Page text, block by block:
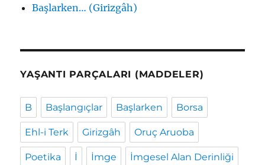
Başlarken… (Girizgâh)
YAŞANTI PARÇALARI (MADDELER)
B Başlangıçlar Başlarken Borsa
Ehl-i Terk Girizgâh Oruç Aruoba
Poetika İ İmge İmgesel Alan Derinliği